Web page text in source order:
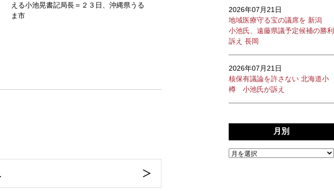
える小池晃書記局長＝２３日、沖縄県うる
ま市
2026年07月21日
地域医療守る宝の議席を 新潟
小池氏、遠藤県議予定候補の勝利
訴え 長岡
2026年07月21日
核保有議論を許さない 北海道小
樽 小池氏が訴え
月別